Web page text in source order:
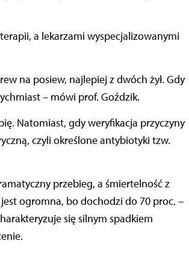
a lekarzami wyspecjalizowanymi
na posiew, najlepiej z dwóch żył. Gdy
– mówi prof. Goździk.
Natomiast, gdy weryfikacja przyczyny
czyli określone antybiotyki tzw.
przebieg, a śmiertelność z
ogromna, bo dochodzi do 70 proc. –
się silnym spadkiem